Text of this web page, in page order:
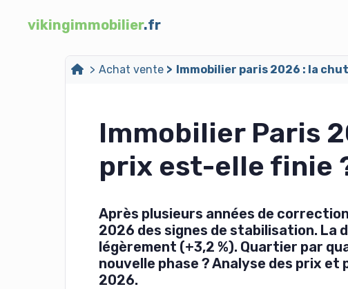
vikingimmobilier.fr
Achat vente Immobilier paris 2026 : la
Immobilier Paris
prix est-elle finie
Après plusieurs années de
2026 des signes de stabilisation. La
légèrement (+3,2 %). Quartier par
nouvelle phase ? Analyse des prix
2026.